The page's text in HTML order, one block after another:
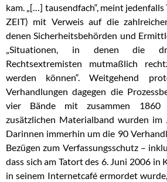
kam. „[…] tausendfach“, meint
ZEIT) mit Verweis auf die
denen Sicherheitsbehörden und
„Situationen, in denen die
Rechtsextremisten mutmaßlich
werden können“. Weitgehend
Verhandlungen dagegen die
vier Bände mit zusammen 1860
zusätzlichen Materialband wurden im
Darinnen immerhin um die 90
Bezügen zum Verfassungsschutz –
dass sich am Tatort des 6. Juni 2006 in
in seinem Internetcafé ermordet